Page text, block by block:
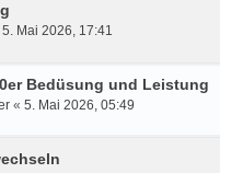
5. Mai 2026, 17:41
Bedüsung und Leistung
« 5. Mai 2026, 05:49